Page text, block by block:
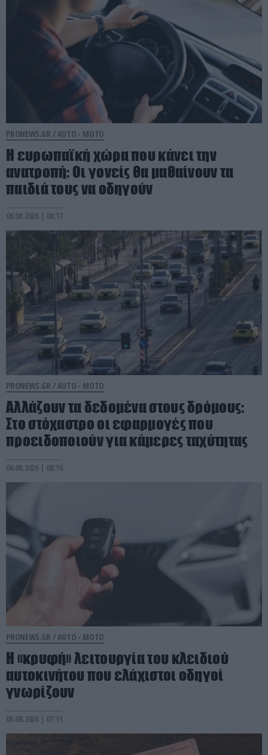
PRONEWS.GR / AUTO - MOTO
Η ευρωπαϊκή χώρα που κάνει την
ανατροπή: Οι γονείς θα μαθαίνουν τα
παιδιά τους να οδηγούν
06.08.2026 | 08:17
PRONEWS.GR / AUTO - MOTO
Αλλάζουν τα δεδομένα στους δρόμους:
Στο στόχαστρο οι εφαρμογές που
προειδοποιούν για κάμερες ταχύτητας
06.08.2026 | 08:16
PRONEWS.GR /AUTO - MOTO
Η «κρυφή» λειτουργία του κλειδιού
αυτοκινήτου που ελάχιστοι οδηγοί
γνωρίζουν
06.08.2026 | 07:11